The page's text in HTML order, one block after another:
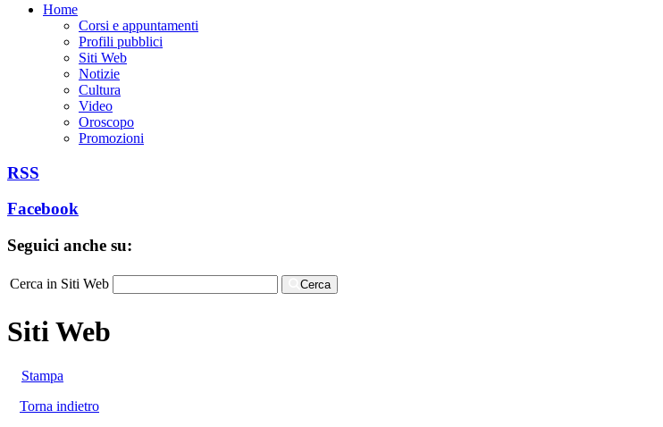
Home
Corsi e appuntamenti
Profili pubblici
Siti Web
Notizie
Cultura
Video
Oroscopo
Promozioni
RSS
Facebook
Seguici anche su:
Cerca in Siti Web Cerca
Siti Web
Stampa
Torna indietro